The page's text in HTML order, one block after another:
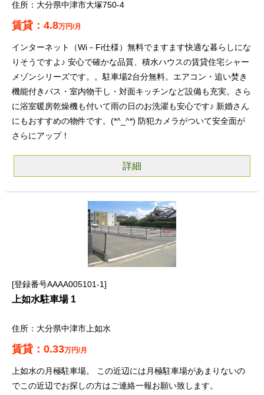
大分県中津市大塚750-4
4.8万円/月
インターネット（Wi－Fi仕様）無料でますます快適な暮らしにな
りそうですよ♪ 安心で確かな品質、積水ハウスの賃貸住宅シャー
メゾンシリーズです。。駐車場2台分無料。エアコン・追い焚き
機能付きバス・室内物干し・対面キッチンなど設備も充実。さら
に浴室暖房乾燥機も付いて雨の日のお洗濯も安心です♪ 新婚さん
にもおすすめの物件です。(*^_^*) 防犯カメラがついて安全面が
さらにアップ！
詳細
登録番号AAAA005101-1
上如水駐車場 1
大分県中津市上如水
0.33万円/月
上如水の月極駐車場。 この近辺には月極駐車場があまりないの
でこの近辺でお探しの方はご連絡一報お願い致します。